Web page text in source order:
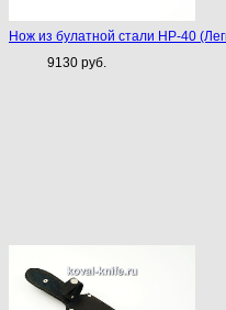
Нож из булатной стали НР-40
9130 руб.